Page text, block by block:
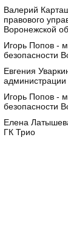
Валерий
правового
Воронежской
Игорь Попов -
безопасности
Евгения
администрации
Игорь Попов -
безопасности
Елена
ГК Трио